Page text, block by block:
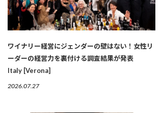
ワイナリー経営にジェンダーの壁はない！女性リ
ーダーの経営力を裏付ける調査結果が発表
Italy [Verona]
2026.07.27